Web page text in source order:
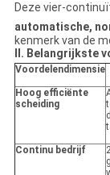
Deze vier-
automatische,
kenmerk van de
II. Belangrijkste
Voordelendimensie
Hoog efficiënte
scheiding
Continu bedrijf